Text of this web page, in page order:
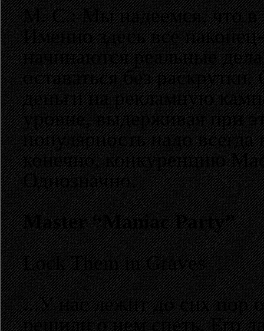
М. С.: Мы надеемся, что в
Именно здесь все
начинаются реальные
оставаться без
деньги на рекламную
уровне, выдерживая при
популярность надо
конечно, конкуренцию
Однозначно.
Master “Maniac Party”
Lock Them in Graves
...У нас лежит до сих пор
решили о нем спеть. Его